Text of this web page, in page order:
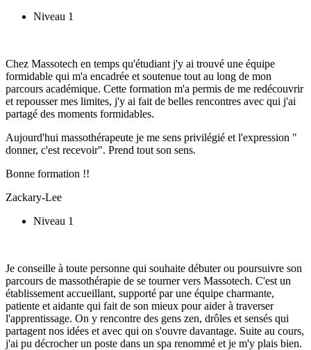
Niveau 1
Chez Massotech en temps qu'étudiant j'y ai trouvé une équipe
formidable qui m'a encadrée et soutenue tout au long de mon
parcours académique. Cette formation m'a permis de me redécouvrir
et repousser mes limites, j'y ai fait de belles rencontres avec qui j'ai
partagé des moments formidables.
Aujourd'hui massothérapeute je me sens privilégié et l'expression "
donner, c'est recevoir". Prend tout son sens.
Bonne formation !!
Zackary-Lee
Niveau 1
Je conseille à toute personne qui souhaite débuter ou poursuivre son
parcours de massothérapie de se tourner vers Massotech. C'est un
établissement accueillant, supporté par une équipe charmante,
patiente et aidante qui fait de son mieux pour aider à traverser
l'apprentissage. On y rencontre des gens zen, drôles et sensés qui
partagent nos idées et avec qui on s'ouvre davantage. Suite au cours,
j'ai pu décrocher un poste dans un spa renommé et je m'y plais bien.